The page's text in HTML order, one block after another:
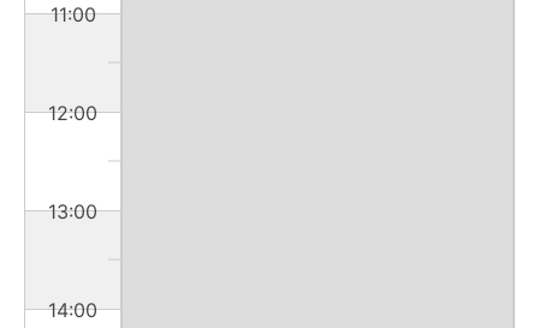
11:00
12:00
13:00
14:00